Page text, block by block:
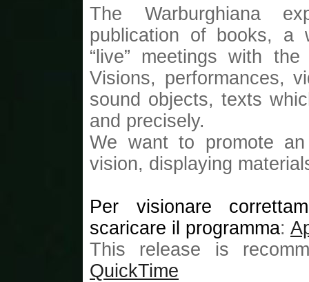
The Warburghiana
publication of books, a
“live” meetings with
Visions, performances,
sound objects, texts
and precisely.
We want to promote
vision, displaying
Per visionare
scaricare il programma:
This release is
QuickTime